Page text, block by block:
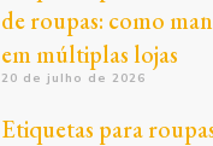
de roupas: como
em múltiplas lojas
20 de julho de 2026
Etiquetas para